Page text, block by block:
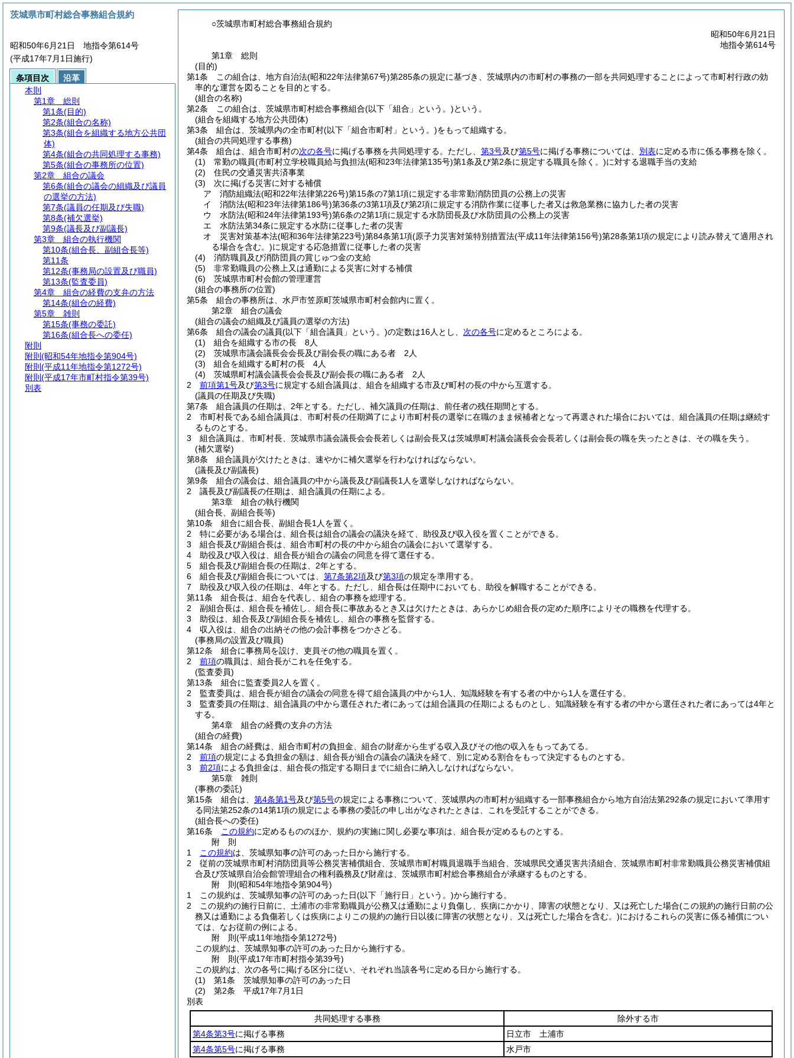
○茨城県市町村総合事務組合規約
昭和50年6月21日
地指令第614号
第1章
総則
(目的)
第1条
この組合は、地方自治法(昭和22年法律第67号)第285条の規定に基づき、茨城県内の市町村の事務の一部を共同処理することによって市町村行政の効
率的な運営を図ることを目的とする。
(組合の名称)
第2条
この組合は、茨城県市町村総合事務組合(以下「組合」という。)という。
(組合を組織する地方公共団体)
第3条
組合は、茨城県内の全市町村(以下「組合市町村」という。)をもって組織する。
(組合の共同処理する事務)
第4条
組合は、組合市町村の次の各号に掲げる事務を共同処理する。 ただし、 第3号及び第5号に掲げる事務については、 別表に定める市に係る事務を除く。
(1)
常勤の職員(市町村立学校職員給与負担法(昭和23年法律第135号)第1条及び第2条に規定する職員を除く。)に対する退職手当の支給
(2)
住民の交通災害共済事業
(3)
次に掲げる災害に対する補償
ア
消防組織法(昭和22年法律第226号)第15条の7第1項に規定する非常勤消防団員の公務上の災害
イ
消防法(昭和23年法律第186号)第36条の3第1項及び第2項に規定する消防作業に従事した者又は救急業務に協力した者の災害
ウ
水防法(昭和24年法律第193号)第6条の2第1項に規定する水防団長及び水防団員の公務上の災害
エ
水防法第34条に規定する水防に従事した者の災害
オ
災害対策基本法(昭和36年法律第223号)第84条第1項(原子力災害対策特別措置法(平成11年法律第156号)第28条第1項の規定により読み替えて適用され
る場合を含む。)に規定する応急措置に従事した者の災害
(4)
消防職員及び消防団員の賞じゅつ金の支給
(5)
非常勤職員の公務上又は通勤による災害に対する補償
(6)
茨城県市町村会館の管理運営
(組合の事務所の位置)
第5条
組合の事務所は、水戸市笠原町茨城県市町村会館内に置く。
第2章
組合の議会
(組合の議会の組織及び議員の選挙の方法)
第6条
組合の議会の議員(以下「組合議員」という。)の定数は16人とし、 次の各号に定めるところによる。
(1)
組合を組織する市の長 8人
(2)
茨城県市議会議長会会長及び副会長の職にある者 2人
(3)
組合を組織する町村の長 4人
(4)
茨城県町村議会議長会会長及び副会長の職にある者 2人
2
前項第1号及び第3号に規定する組合議員は、組合を組織する市及び町村の長の中から互選する。
(議員の任期及び失職)
第7条
組合議員の任期は、2年とする。 ただし、補欠議員の任期は、前任者の残任期間とする。
2
市町村長である組合議員は、市町村長の任期満了により市町村長の選挙に在職のまま候補者となって再選された場合においては、組合議員の任期は継続す
るものとする。
3
組合議員は、市町村長、茨城県市議会議長会会長若しくは副会長又は茨城県町村議会議長会会長若しくは副会長の職を失ったときは、その職を失う。
(補欠選挙)
第8条
組合議員が欠けたときは、速やかに補欠選挙を行わなければならない。
(議長及び副議長)
第9条
組合の議会は、組合議員の中から議長及び副議長1人を選挙しなければならない。
2
議長及び副議長の任期は、組合議員の任期による。
第3章
組合の執行機関
(組合長、副組合長等)
第10条
組合に組合長、副組合長1人を置く。
2
特に必要がある場合は、組合長は組合の議会の議決を経て、助役及び収入役を置くことができる。
3
組合長及び副組合長は、組合市町村の長の中から組合の議会において選挙する。
4
助役及び収入役は、組合長が組合の議会の同意を得て選任する。
5
組合長及び副組合長の任期は、2年とする。
6
組合長及び副組合長については、 第7条第2項及び第3項の規定を準用する。
7
助役及び収入役の任期は、4年とする。 ただし、組合長は任期中においても、助役を解職することができる。
第11条
組合長は、組合を代表し、組合の事務を総理する。
2
副組合長は、組合長を補佐し、組合長に事故あるとき又は欠けたときは、あらかじめ組合長の定めた順序によりその職務を代理する。
3
助役は、組合長及び副組合長を補佐し、組合の事務を監督する。
4
収入役は、組合の出納その他の会計事務をつかさどる。
(事務局の設置及び職員)
第12条
組合に事務局を設け、吏員その他の職員を置く。
2
前項の職員は、組合長がこれを任免する。
(監査委員)
第13条
組合に監査委員2人を置く。
2
監査委員は、組合長が組合の議会の同意を得て組合議員の中から1人、知識経験を有する者の中から1人を選任する。
3
監査委員の任期は、組合議員の中から選任された者にあっては組合議員の任期によるものとし、知識経験を有する者の中から選任された者にあっては4年と
する。
第4章
組合の経費の支弁の方法
(組合の経費)
第14条
組合の経費は、組合市町村の負担金、組合の財産から生ずる収入及びその他の収入をもってあてる。
2
前項の規定による負担金の額は、組合長が組合の議会の議決を経て、別に定める割合をもって決定するものとする。
3
前2項による負担金は、組合長の指定する期日までに組合に納入しなければならない。
第5章
雑則
(事務の委託)
第15条
組合は、 第4条第1号及び第5号の規定による事務について、茨城県内の市町村が組織する一部事務組合から地方自治法第292条の規定において準用す
る同法第252条の14第1項の規定による事務の委託の申し出がなされたときは、これを受託することができる。
(組合長への委任)
第16条
この規約に定めるもののほか、規約の実施に関し必要な事項は、組合長が定めるものとする。
附 則
1
この規約は、茨城県知事の許可のあった日から施行する。
2
従前の茨城県市町村消防団員等公務災害補償組合、茨城県市町村職員退職手当組合、茨城県民交通災害共済組合、茨城県市町村非常勤職員公務災害補償組
合及び茨城県自治会館管理組合の権利義務及び財産は、茨城県市町村総合事務組合が承継するものとする。
附 則(昭和54年地指令第904号)
1
この規約は、茨城県知事の許可のあった日(以下「施行日」という。)から施行する。
2
この規約の施行日前に、土浦市の非常勤職員が公務又は通勤により負傷し、疾病にかかり、障害の状態となり、又は死亡した場合(この規約の施行日前の公
務又は通勤による負傷若しくは疾病によりこの規約の施行日以後に障害の状態となり、又は死亡した場合を含む。)におけるこれらの災害に係る補償につい
ては、なお従前の例による。
附 則(平成11年地指令第1272号)
この規約は、茨城県知事の許可のあった日から施行する。
附 則(平成17年市町村指令第39号)
この規約は、次の各号に掲げる区分に従い、それぞれ当該各号に定める日から施行する。
(1)
第1条 茨城県知事の許可のあった日
(2)
第2条 平成17年7月1日
別表
共同処理する事務
除外する市
第4条第3号に掲げる事務
日立市 土浦市
第4条第5号に掲げる事務 水戸市
茨城県市町村総合事務組合規約
昭和50年6月21日 地指令第614号
(平成17年7月1日施行)
条項目次
沿革
本則
第1章
総則
第1条(目的)
第2条(組合の名称)
第3条(組合を組織する地方公共団
体)
第4条(組合の共同処理する事務)
第5条(組合の事務所の位置)
第2章
組合の議会
第6条(組合の議会の組織及び議員
の選挙の方法)
第7条(議員の任期及び失職)
第8条(補欠選挙)
第9条(議長及び副議長)
第3章
組合の執行機関
第10条(組合長、副組合長等)
第11条
第12条(事務局の設置及び職員)
第13条(監査委員)
第4章
組合の経費の支弁の方法
第14条(組合の経費)
第5章
雑則
第15条(事務の委託)
第16条(組合長への委任)
附則
附則 (昭和54年地指令第904号)
附則 (平成11年地指令第1272号)
附則 (平成17年市町村指令第39号)
別表